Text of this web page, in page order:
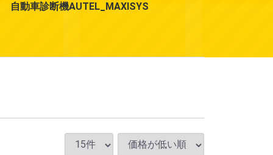
自動車診断機AUTEL_MAXISYS